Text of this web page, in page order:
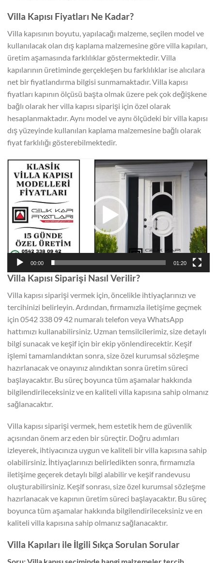
Villa Kapısı Fiyatları Ne Kadar?
Villa kapısının boyutu, yapılacağı malzeme, seçilen model ve
kullanılacak olan dış kaplama malzemesine göre villa kapıları,
üretim aşamasında farklılıklar göstermektedir. Villa
kapılarının üretiminde gerçekleşen bu farklılıklar ise alıcılara
net bir fiyatlandırma bilgisi sunmamaktadır. Villa kapısı
fiyatları kapının ölçüsü başta olmak üzere pek çok değişkene
bağlı olarak her villa kapısı siparişi için özel olarak
hesaplanmaktadır. Aynı model ve aynı ölçüdeki bir villa kapısı
dış yüzeyinde kullanılan kaplama malzemesine bağlı olarak
fiyat farklılığı gösterebilmektedir.
Video
oynatıcı
00:00 01:20
Villa Kapısı Siparişi Nasıl Verilir?
Villa kapısı siparişi vermek için, öncelikle ihtiyaçlarınızı ve
tercihinizi belirleyin. Ardından, firmamızla iletişime geçmek
için 0542 338 09 42 numaralı telefon veya WhatsApp
hattımızı kullanabilirsiniz. Uzman temsilcilerimiz, size detaylı
bilgi sunacak ve keşif için bir ekip yönlendirecektir. Keşif
işlemi tamamlandıktan sonra, size özel kurumsal sözleşme
hazırlanacak ve onayınız alındıktan sonra üretim süreci
başlayacaktır. Bu süreç boyunca tüm aşamalar hakkında
bilgilendirileceksiniz ve en kaliteli villa kapısına sahip olmanız
sağlanacaktır.
Villa kapısı siparişi vermek, hem estetik hem de güvenlik
açısından önem arz eden bir süreçtir. Doğru adımları
izleyerek, ihtiyacınıza uygun ve kaliteli bir villa kapısına sahip
olabilirsiniz. İhtiyaçlarınızı belirledikten sonra, firmamızla
iletişime geçerek detaylı bilgi alabilir ve keşif randevusu
oluşturabilirsiniz. Keşif sonrası, size özel kurumsal sözleşme
hazırlanacak ve kapının üretim süreci başlayacaktır. Bu süreç
boyunca tüm aşamalar hakkında bilgilendirileceksiniz ve en
kaliteli villa kapısına sahip olmanız sağlanacaktır.
Villa Kapıları ile İlgili Sıkça Sorulan Sorular
Soru: Villa kapısı seçiminde hangi malzemeler tercih